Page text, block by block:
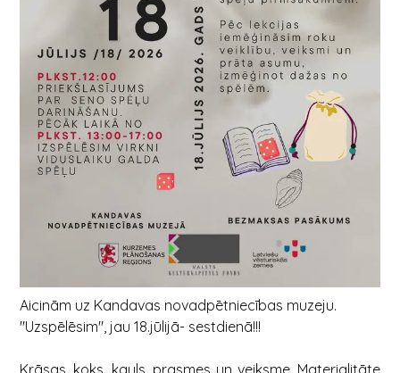
Aicinām uz Kandavas novadpētniecības muzeju.
"Uzspēlēsim", jau 18.jūlijā- sestdienā!!!
Krāsas, koks, kauls, prasmes un veiksme. Materialitāte